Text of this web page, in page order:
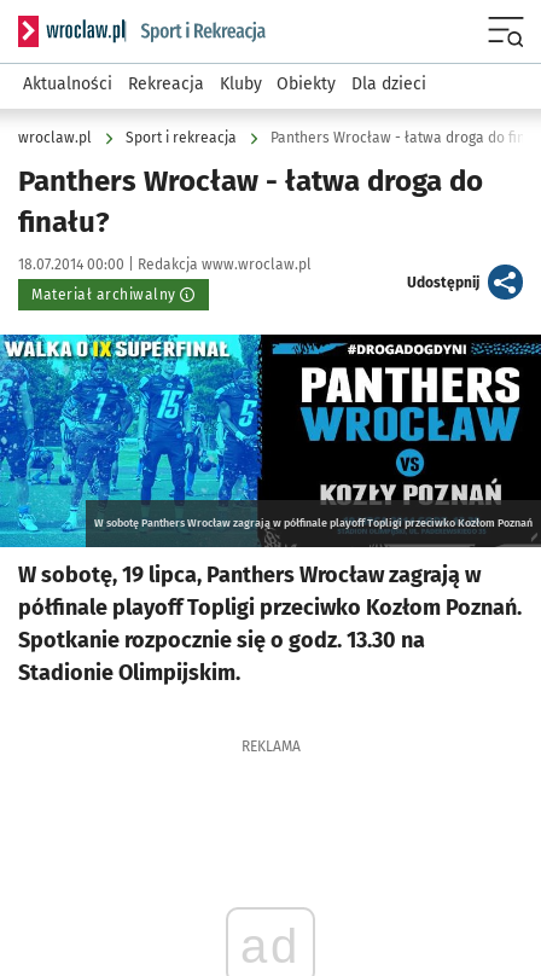
Serwis informacyjny wroclaw.pl podserwis: Sport i rekreacja
Aktualności Rekreacja Kluby Obiekty Dla dzieci
wroclaw.pl Sport i rekreacja Panthers Wrocław - łatwa droga do
Panthers Wrocław - łatwa droga do
finału?
Data publikacji:
18.07.2014 00:00 | Autor:
Redakcja www.wroclaw.pl
Materiał archiwalny
Udostępnijartykuł
Kliknij, aby powiększyć
W sobotę Panthers Wrocław zagrają w półfinale playoff Topligi przeciwko Kozłom Poznań
W sobotę, 19 lipca, Panthers Wrocław zagrają w
półfinale playoff Topligi przeciwko Kozłom Poznań.
Spotkanie rozpocznie się o godz. 13.30 na
Stadionie Olimpijskim.
REKLAMA
ad